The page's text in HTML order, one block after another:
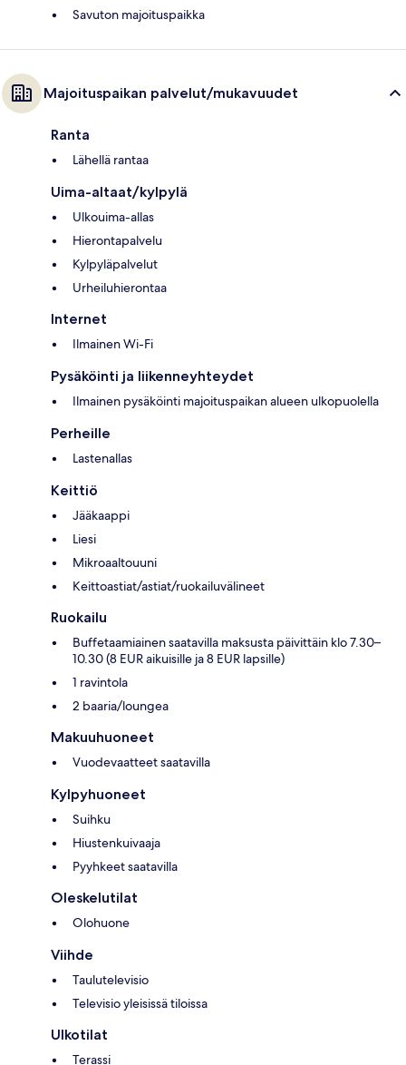
Savuton majoituspaikka
Majoituspaikan palvelut/mukavuudet
Ranta
Lähellä rantaa
Uima-altaat/kylpylä
Ulkouima-allas
Hierontapalvelu
Kylpyläpalvelut
Urheiluhierontaa
Internet
Ilmainen Wi-Fi
Pysäköinti ja liikenneyhteydet
Ilmainen pysäköinti majoituspaikan alueen ulkopuolella
Perheille
Lastenallas
Keittiö
Jääkaappi
Liesi
Mikroaaltouuni
Keittoastiat/astiat/ruokailuvälineet
Ruokailu
Buffetaamiainen saatavilla maksusta päivittäin klo 7.30–
10.30 (8 EUR aikuisille ja 8 EUR lapsille)
1 ravintola
2 baaria/loungea
Makuuhuoneet
Vuodevaatteet saatavilla
Kylpyhuoneet
Suihku
Hiustenkuivaaja
Pyyhkeet saatavilla
Oleskelutilat
Olohuone
Viihde
Taulutelevisio
Televisio yleisissä tiloissa
Ulkotilat
Terassi